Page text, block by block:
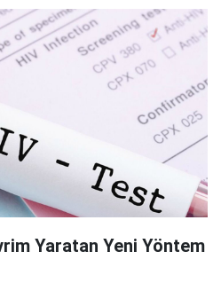
Yaratan Yeni Yöntem